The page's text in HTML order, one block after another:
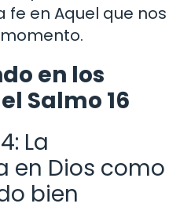
en Aquel que nos
en los
Salmo 16
La
en Dios como
bien